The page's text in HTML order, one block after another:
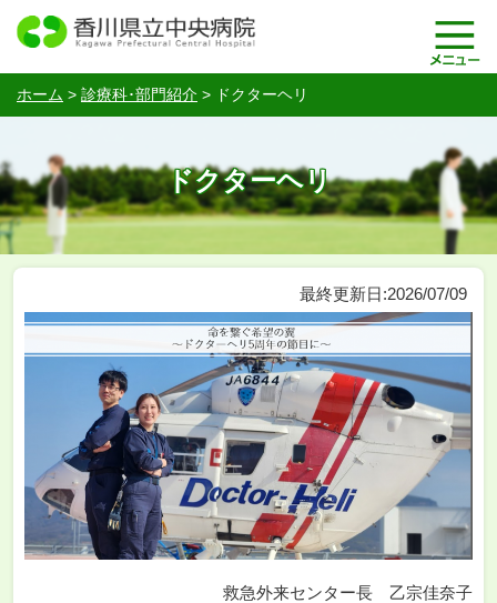
ホーム > 診療科･部門紹介 > ドクターヘリ
ドクターヘリ
最終更新日:2026/07/09
救急外来センター長 乙宗佳奈子